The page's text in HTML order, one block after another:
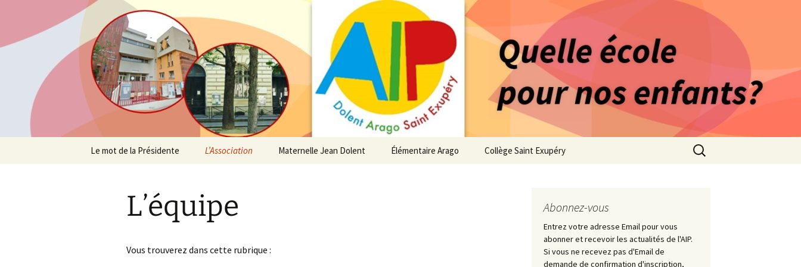
AIP Paris 14 – Association Indépendante
des Parents d'élèves depuis 1981
Agit – s'Investit – Participe au service des enfants du secteur scolaire Dolent-Arago-Saint Exupéry
Le mot de la Présidente L’Association
Suivez l’actualité de l’AIP
Maternelle Jean Dolent Élémentaire Arago Collège Saint Exupéry
Infos pratiques Collège
Rechercher :
L’équipe
Vous trouverez dans cette rubrique :
Abonnez-vous
Entrez votre adresse Email pour vous
abonner et recevoir les actualités de l'AIP.
Si vous ne recevez pas d'Email de
demande de confirmation d'inscription,